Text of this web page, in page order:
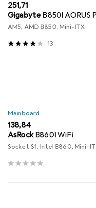
EUR
251,71
Gigabyte B850I AORUS
AM5, AMD B850, Mini-ITX
13
Mainboard
EUR
138,84
AsRock B860I WiFi
Socket S1, Intel B860, Mini-